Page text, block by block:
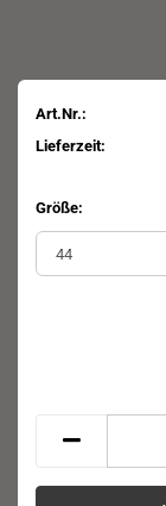
Art.Nr.:
Lieferzeit:
Größe: